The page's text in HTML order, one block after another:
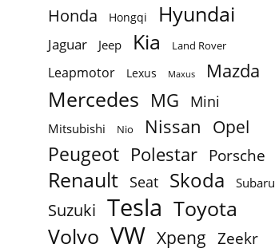
Honda Hongqi Hyundai
Jaguar Jeep Kia Land Rover
Leapmotor Lexus Maxus Mazda
Mercedes MG Mini
Mitsubishi Nio Nissan Opel
Peugeot Polestar Porsche
Renault Seat Skoda Subaru
Suzuki Tesla Toyota
Volvo VW Xpeng Zeekr